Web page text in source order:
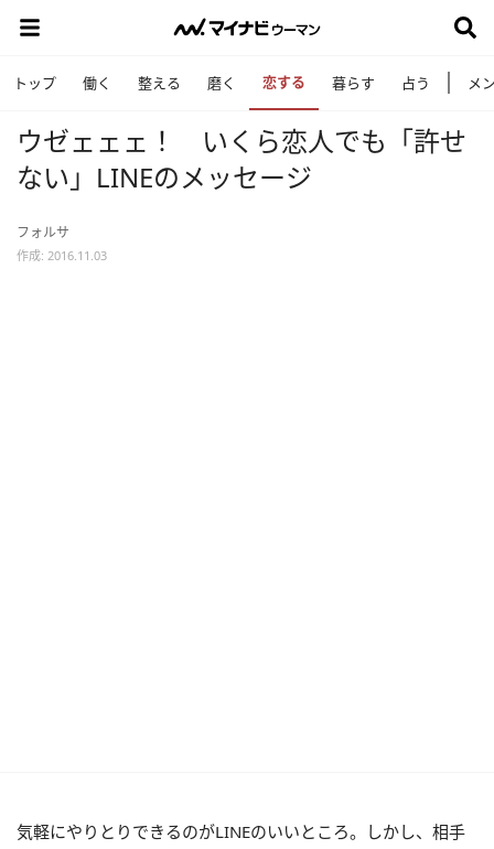
トップ 働く 整える 磨く 恋する 暮らす 占う メ
ウゼェェェ！ いくら恋人でも「許せ
ない」LINEのメッセージ
フォルサ
作成: 2016.11.03
気軽にやりとりできるのがLINEのいいところ。しかし、相手